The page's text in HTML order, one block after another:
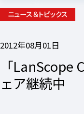
ニュース＆トピックス
2012年08月01日
「LanScope
ェア継続中